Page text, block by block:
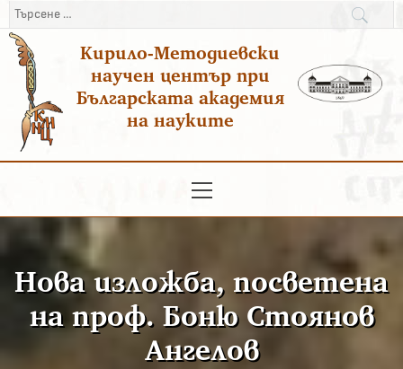
Преминаване
към
съдържанието
Търсене
за:
Кирило-Методиевски
научен център при
Българската академия
на науките
меню
Нова изложба, посветена
на проф. Боню Стоянов
Ангелов